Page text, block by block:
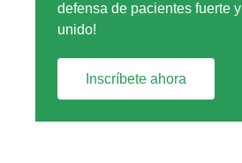
defensa de pacientes fuerte y
unido!
Inscríbete ahora